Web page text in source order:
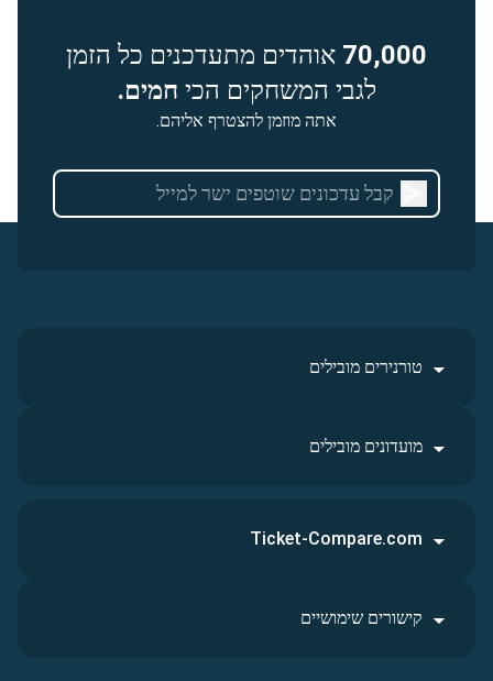
70,000 אוהדים מתעדכנים כל הזמן
לגבי המשחקים הכי חמים.
אתה מוזמן להצטרף אליהם.
טורנירים מובילים
מועדונים מובילים
Ticket-Compare.com
קישורים שימושיים